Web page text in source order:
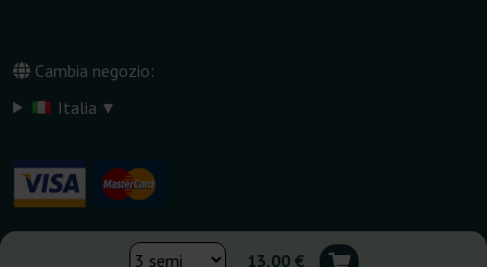
13,00 €
Cambia negozio:
Italia ▾